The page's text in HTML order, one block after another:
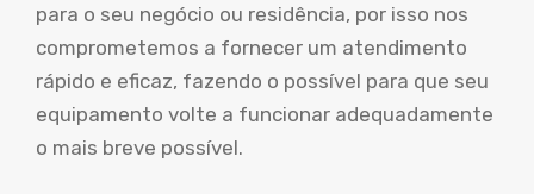
para o seu negócio ou residência, por isso nos
comprometemos a fornecer um atendimento
rápido e eficaz, fazendo o possível para que seu
equipamento volte a funcionar adequadamente
o mais breve possível.